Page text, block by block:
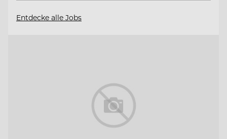
Entdecke alle Jobs